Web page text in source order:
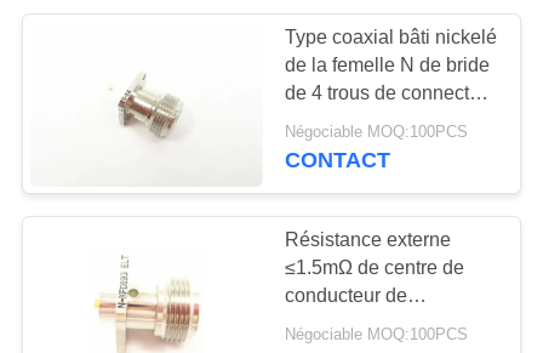
connecteur de
Type coaxial bâti nickelé
de la femelle N de bride
de 4 trous de connecteur
de rf
Négociable MOQ:100PCS
CONTACT
Résistance externe
≤1.5mΩ de centre de
conducteur de
connecteur nickelé
Négociable MOQ:100PCS